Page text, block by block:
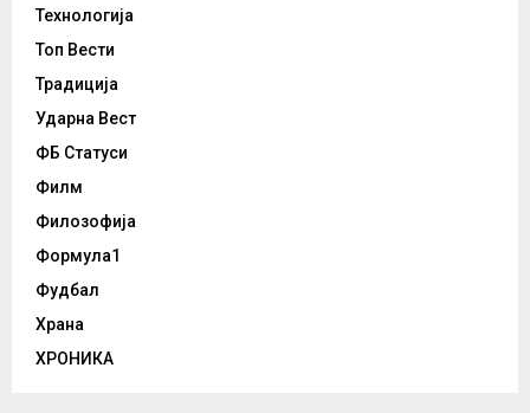
Технологија
Топ Вести
Традиција
Ударна Вест
ФБ Статуси
Филм
Филозофија
Формула1
Фудбал
Храна
ХРОНИКА